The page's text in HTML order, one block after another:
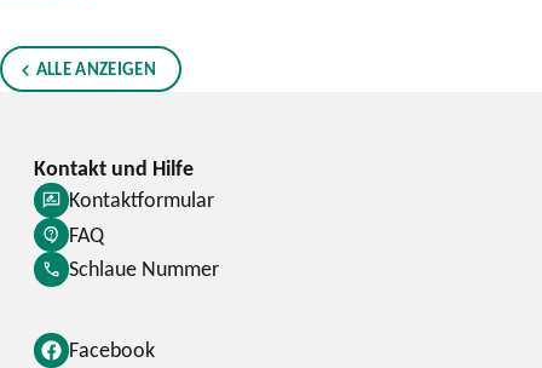
ALLE ANZEIGEN
Facebook
Kontaktformular
FAQ
Schlaue Nummer